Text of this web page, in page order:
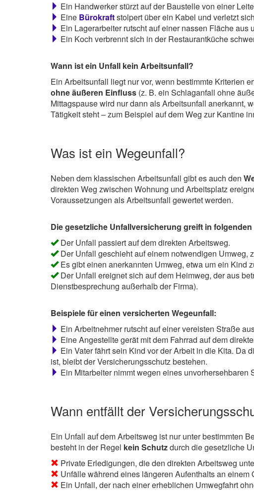
Ein Handwerker stürzt auf der Baustelle von einer
Eine Bürokraftstolpert über ein Kabel und verletzt
Ein Lagerarbeiter rutscht auf einer nassen Fläche aus
Ein Koch verbrennt sich in der Restaurantküche
Wann ist ein Unfall kein Arbeitsunfall?
Ein Arbeitsunfall liegt nur vor, wenn bestimmte Kriterien
ohne äußeren Einfluss (z. B. ein Schlaganfall ohne
Mittagspause wird nur dann als Arbeitsunfall anerkannt,
Tätigkeit steht – zum Beispiel auf dem Weg zur Kantine
Was ist ein Wegeunfall?
Neben dem klassischen Arbeitsunfall gibt es auch den
direkten Weg zwischen Wohnung und Arbeitsplatz
Voraussetzungen als Arbeitsunfall gewertet werden.
Die gesetzliche Unfallversicherung greift in folgenden
Der Unfall passiert auf dem direkten Arbeitsweg.
Der Unfall geschieht auf einem notwendigen Umweg,
Es gibt einen anerkannten Umweg, etwa um ein Kind
Der Unfall ereignet sich auf dem Heimweg, der aus
Dienstbesprechung außerhalb der Firma).
Beispiele für einen versicherten Wegeunfall:
Ein Arbeitnehmer rutscht auf einer vereisten Straße
Eine Angestellte gerät mit dem Fahrrad auf dem
Ein Vater fährt sein Kind vor der Arbeit in die Kita. Da
ist, bleibt der Versicherungsschutz bestehen.
Ein Mitarbeiter nimmt wegen eines
Wann entfällt der
Ein Unfall auf dem Arbeitsweg ist nur unter bestimmten
besteht in der Regel kein Schutzdurch die gesetzliche
Private Erledigungen, die den direkten Arbeitsweg
Unfälle während eines längeren Aufenthalts an einem
Ein Unfall, der nach einer erheblichen Umwegfahrt